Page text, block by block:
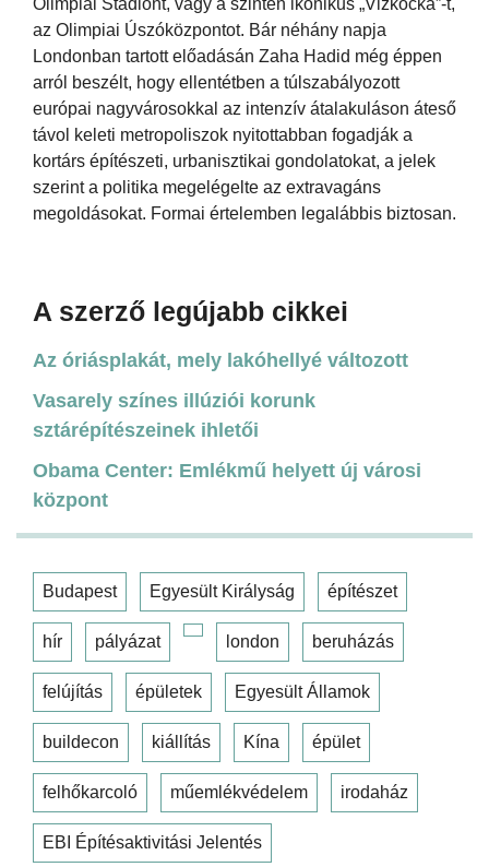
az Olimpiai Úszóközpontot. Bár néhány napja
Londonban tartott előadásán Zaha Hadid még éppen
arról beszélt, hogy ellentétben a túlszabályozott
európai nagyvárosokkal az intenzív átalakuláson áteső
távol keleti metropoliszok nyitottabban fogadják a
kortárs építészeti, urbanisztikai gondolatokat, a jelek
szerint a politika megelégelte az extravagáns
megoldásokat. Formai értelemben legalábbis biztosan.
A szerző legújabb cikkei
Az óriásplakát, mely lakóhellyé változott
Vasarely színes illúziói korunk
sztárépítészeinek ihletői
Obama Center: Emlékmű helyett új városi
központ
Budapest Egyesült Királyság építészet
hír pályázat london beruházás
felújítás épületek Egyesült Államok
buildecon kiállítás Kína épület
felhőkarcoló műemlékvédelem irodaház
EBI Építésaktivitási Jelentés